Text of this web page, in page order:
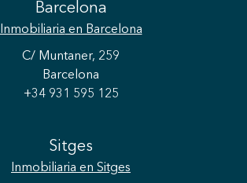
Barcelona
Inmobiliaria en Barcelona
C/ Muntaner, 259
Barcelona
+34 931 595 125
Sitges
Inmobiliaria en Sitges